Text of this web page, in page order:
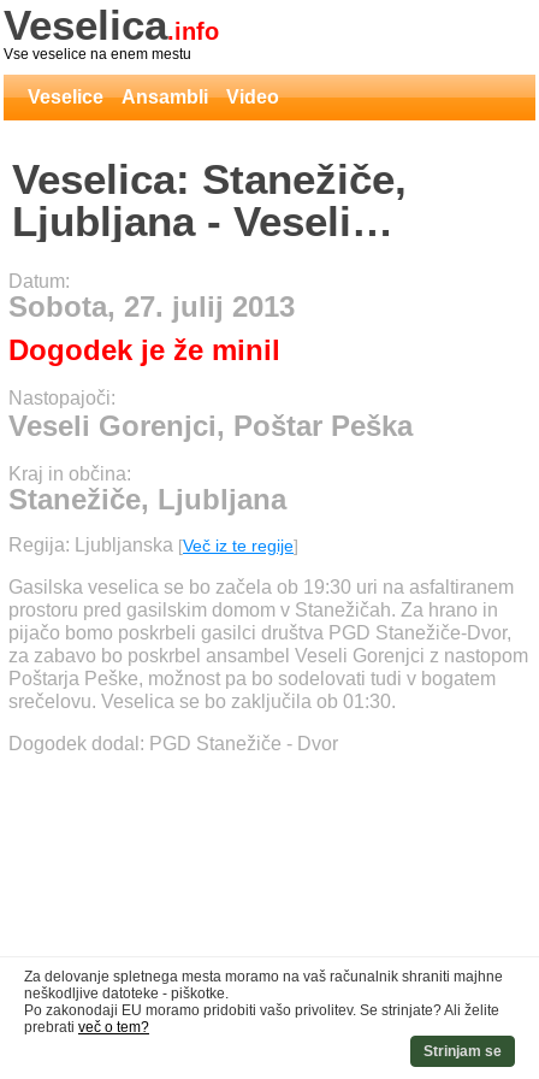
Veselica.info
Vse veselice na enem mestu
Veselice Ansambli Video
Veselica: Stanežiče,
Ljubljana - Veseli
Gorenjci, Poštar Peška
Datum:
Sobota, 27. julij 2013
Dogodek je že minil
Nastopajoči:
Veseli Gorenjci, Poštar Peška
Kraj in občina:
Stanežiče, Ljubljana
Regija: Ljubljanska [Več iz te regije]
Gasilska veselica se bo začela ob 19:30 uri na asfaltiranem
prostoru pred gasilskim domom v Stanežičah. Za hrano in
pijačo bomo poskrbeli gasilci društva PGD Stanežiče-Dvor,
za zabavo bo poskrbel ansambel Veseli Gorenjci z nastopom
Poštarja Peške, možnost pa bo sodelovati tudi v bogatem
srečelovu. Veselica se bo zaključila ob 01:30.
Dogodek dodal: PGD Stanežiče - Dvor
Za delovanje spletnega mesta moramo na vaš računalnik shraniti majhne
neškodljive datoteke - piškotke.
Po zakonodaji EU moramo pridobiti vašo privolitev. Se strinjate? Ali želite
prebrati več o tem?
Strinjam se